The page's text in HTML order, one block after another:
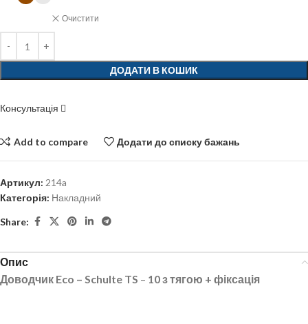
Очистити
ДОДАТИ В КОШИК
Консультація
Add to compare Додати до списку бажань
Артикул: 214a
Категорія: Накладний
Share:
Опис
Доводчик Eco – Schulte TS – 10 з тягою + фіксація